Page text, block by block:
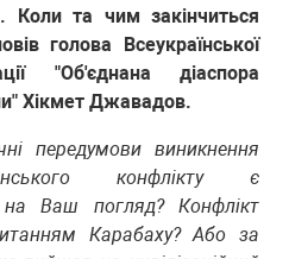
Коли та чим закінчиться
голова Всеукраїнської
"Об'єднана діаспора
Хікмет Джавадов.
передумови виникнення
конфлікту є
Ваш погляд? Конфлікт
Карабаху? Або за